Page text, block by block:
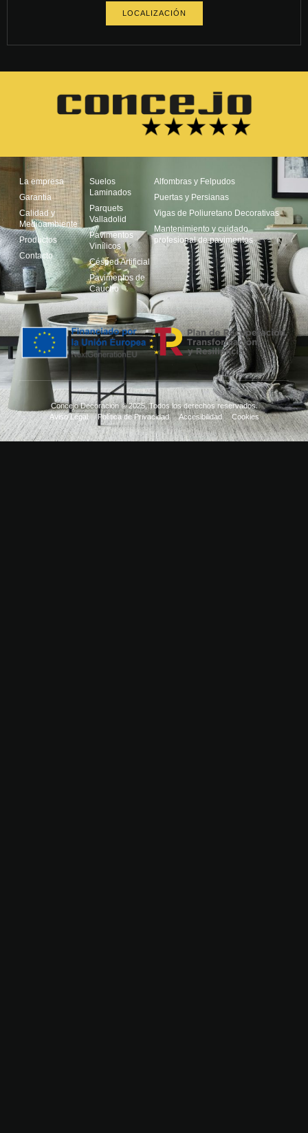
LOCALIZACIÓN
La empresa
Garantia
Calidad y
Medioambiente
Productos
Contacto
Suelos
Laminados
Parquets
Valladolid
Pavimentos
Vinílicos
Césped Artificial
Pavimentos de
Caucho
Alfombras y Felpudos
Puertas y Persianas
Vigas de Poliuretano Decorativas
Mantenimiento y cuidado
profesional de pavimentos
Concejo Decoración © 2025, Todos los derechos reservados.
Aviso Legal
Política de Privacidad Accesibilidad Cookies